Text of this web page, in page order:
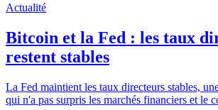
Actualité
Bitcoin et la Fed : les taux
restent stables
La Fed maintient les taux directeurs stables,
qui n'a pas surpris les marchés financiers et le